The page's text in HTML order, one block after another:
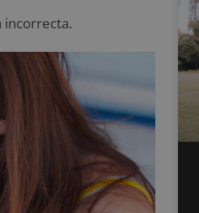
incorrecta.